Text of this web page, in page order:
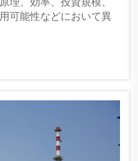
可能性などにおいて異